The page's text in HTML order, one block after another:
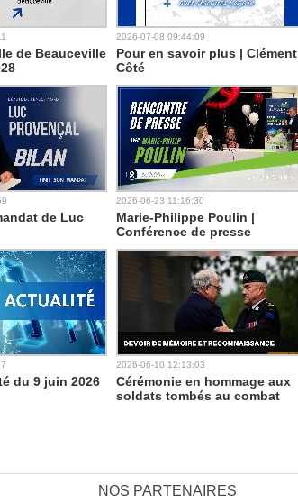
de Beauceville
2026-07-08 09:44:09
Pour en savoir plus | Clément
Côté
de Luc
2026-06-23 11:16:30
Marie-Philippe Poulin |
Conférence de presse
du 9 juin 2026
2026-06-10 12:13:03
Cérémonie en hommage aux
soldats tombés au combat
NOS PARTENAIRES